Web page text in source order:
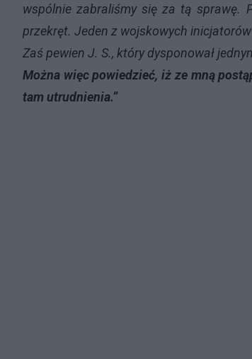
wspólnie zabraliśmy się za tą sprawę.
przekręt. Jeden z wojskowych
Zaś pewien J. S., który dysponował
Można więc powiedzieć, iż ze mną
tam utrudnienia.”